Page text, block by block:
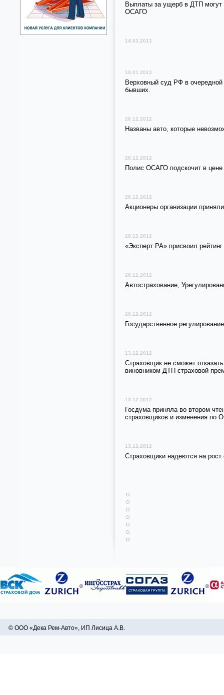
Выплаты за ущерб в ДТП могут
ОСАГО
14.03.2013
10.01.2013
Верховный суд РФ в очередной
бывших.
20.12.2012
Названы авто, которые
20.12.2012
Полис ОСАГО подскочит в
20.12.2012
Акционеры организации
20.12.2012
«Эксперт РА» присвоил
20.12.2012
Автострахование,
20.12.2012
Государственное регулирование
13.12.2012
Страховщик не сможет
виновником ДТП страховой
13.12.2012
Госдума приняла во втором
страховщиков и изменения по
13.12.2012
Страховщики надеются на рост
© ООО «Дека Рем-Авто», ИП Лисица А.В.